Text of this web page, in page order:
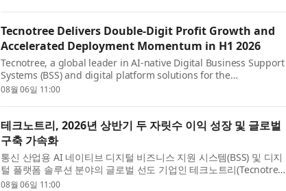
Tecnotree Delivers Double-Digit Profit Growth and
Accelerated Deployment Momentum in H1 2026
Tecnotree, a global leader in AI-native Digital Business Support
Systems (BSS) and digital platform solutions for the
telecommunications industry, today announced its financial
08월 06일 11:00
테크노트리, 2026년 상반기 두 자릿수 이익 성장 및 글로벌
구축 가속화
통신 산업용 AI 네이티브 디지털 비즈니스 지원 시스템(BSS) 및 디지
털 플랫폼 솔루션 분야의 글로벌 선도 기업인 테크노트리(Tecnotree,
나스닥 헬싱키: TEM1V)가 2026년 상반기 재무 실적을 발표했다. 테크
08월 06일 11:00